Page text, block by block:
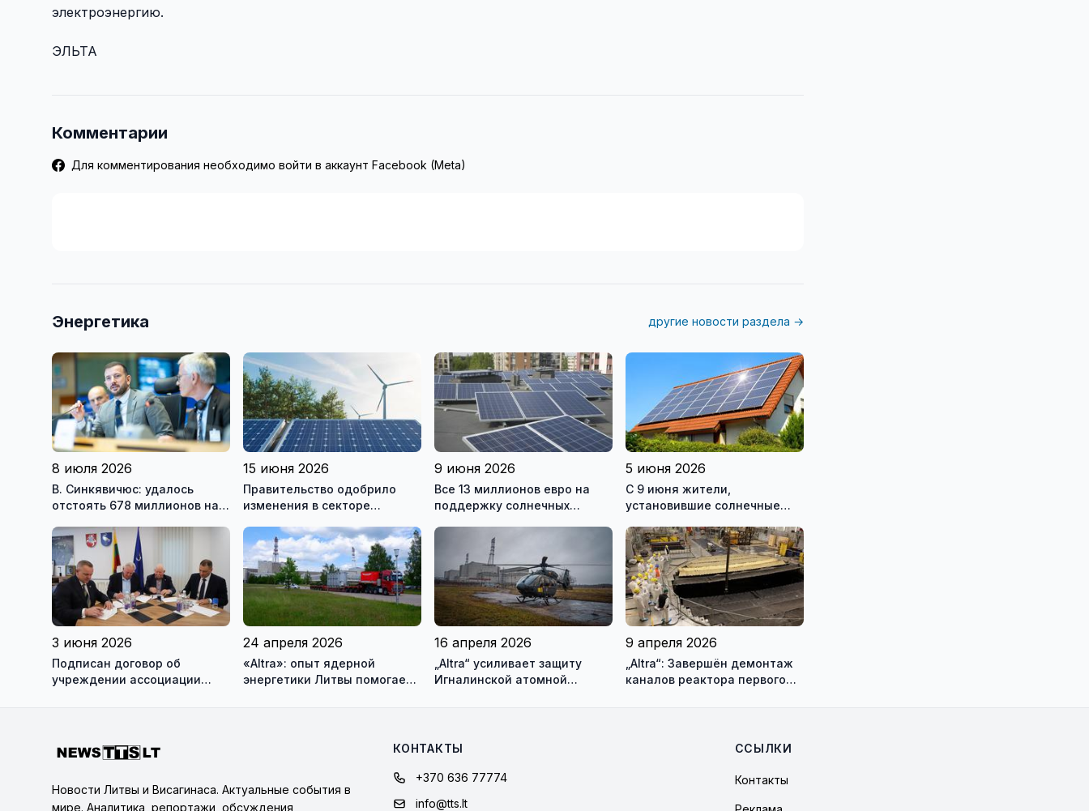
электроэнергию.
ЭЛЬТА
Комментарии
Для комментирования необходимо войти в аккаунт Facebook (Meta)
Энергетика другие новости раздела →
8 июля 2026
В. Синкявичюс: удалось
отстоять 678 миллионов на
15 июня 2026
Правительство одобрило
изменения в секторе
9 июня 2026
Все 13 миллионов евро на
поддержку солнечных
за один день
5 июня 2026
С 9 июня жители,
установившие солнечные
подавать заявки на
получение поддержки
3 июня 2026
Подписан договор об
учреждении ассоциации
24 апреля 2026
«Altra»: опыт ядерной
энергетики Литвы помогает
16 апреля 2026
„Altra“ усиливает защиту
Игналинской атомной
9 апреля 2026
„Altra“: Завершён демонтаж
каналов реактора первого
Новости Литвы и Висагинаса. Актуальные события в
мире. Аналитика, репортажи, обсуждения,
КОНТАКТЫ
+370 636 77774
info@tts.lt
ССЫЛКИ
Контакты